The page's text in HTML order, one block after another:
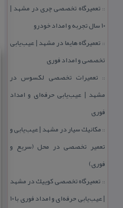
:: تعمیرگاه تخصصی چری در مشهد |
۱۰ سال تجربه و امداد خودرو
:: تعمیرگاه هایما در مشهد | عیب‌یابی
تخصصی و امداد فوری
:: تعمیرات تخصصی لكسوس در
مشهد | عیب‌یابی حرفه‌ای و امداد
فوری
:: مكانیك سیار در مشهد | عیب‌یابی و
تعمیر تخصصی در محل (سریع و
فوری)
:: تعمیرگاه تخصصی كوییك در مشهد
| عیب‌یابی حرفه‌ای و امداد فوری با ۱۰